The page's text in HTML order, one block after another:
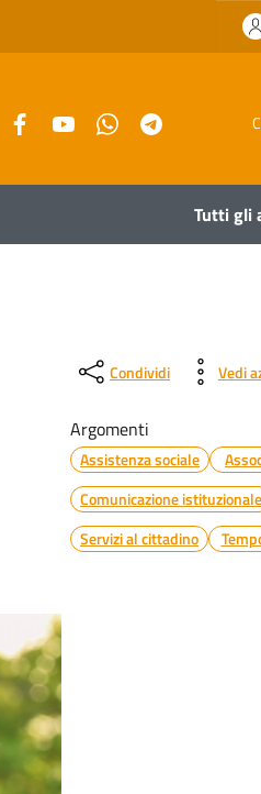
FacebookYouTubeWhatsapp
Tutti gli
Condividi Vedi
Argomenti
Assistenza sociale
Comunicazione istituzionale
Servizi al cittadino